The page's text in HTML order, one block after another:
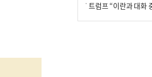
트럼프 “이란과 대화